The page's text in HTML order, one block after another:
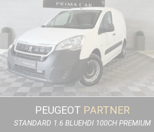
PEUGEOT PARTNER
STANDARD 1.6 BLUEHDI 100CH PREMIUM